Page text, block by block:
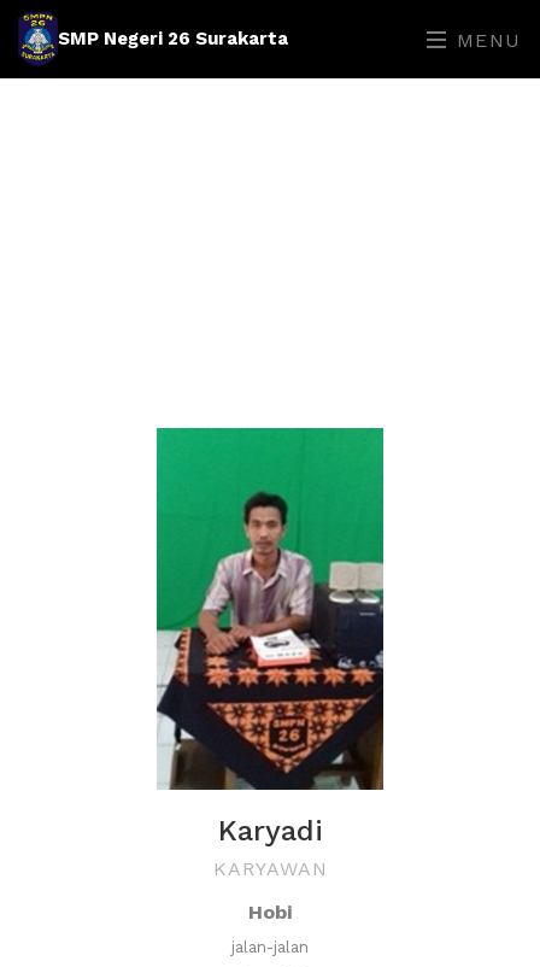
SMP Negeri 26 Surakarta MENU
Karyadi
KARYAWAN
Hobi
jalan-jalan